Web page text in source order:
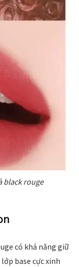
black rouge
có khả năng giữ
base cực xinh